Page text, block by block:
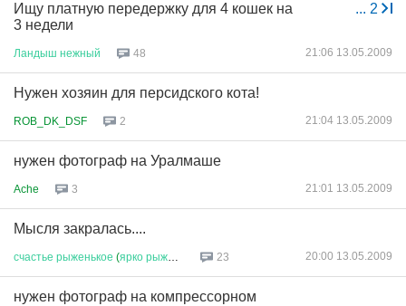
... 2
Ищу платную передержку для 4 кошек на
3 недели
Ландыш нежный 48 21:06 13.05.2009
Нужен хозяин для персидского кота!
ROB_DK_DSF 2 21:04 13.05.2009
нужен фотограф на Уралмаше
Ache 3 21:01 13.05.2009
Мысля закралась....
счастье рыженькое (ярко рыжее 23 20:00 13.05.2009
нужен фотограф на компрессорном